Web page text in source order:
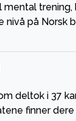
nivå på
deltok i 37
finner dere